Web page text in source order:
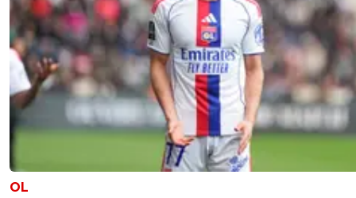
J'avoue avoir été choqué par le manque de
envers l'un des leurs ...
Répondre
disqus_UNEF358B60 03 novembre 2017 à 00:20
qui a l'estomac bien accroché ? www.liveleak.com/
OL